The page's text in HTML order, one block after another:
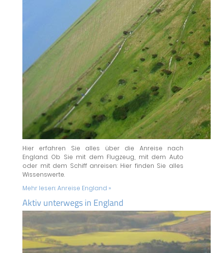
Hier erfahren Sie alles über die Anreise nach
England. Ob Sie mit dem Flugzeug, mit dem Auto
oder mit dem Schiff anreisen: Hier finden Sie alles
Wissenswerte.
Mehr lesen:Anreise England »
Aktiv unterwegs in England